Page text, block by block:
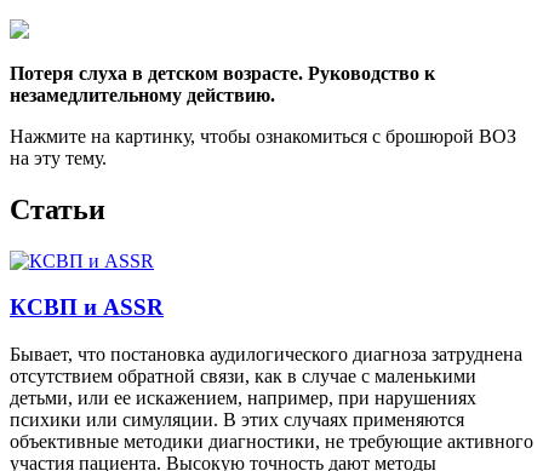
Потеря слуха в детском возрасте. Руководство к
незамедлительному действию.
Нажмите на картинку, чтобы ознакомиться с брошюрой ВОЗ
на эту тему.
Статьи
КСВП и ASSR
Бывает, что постановка аудилогического диагноза затруднена
отсутствием обратной связи, как в случае с маленькими
детьми, или ее искажением, например, при нарушениях
психики или симуляции. В этих случаях применяются
объективные методики диагностики, не требующие активного
участия пациента. Высокую точность дают методы